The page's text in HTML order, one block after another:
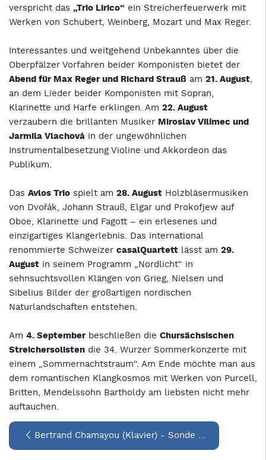
verspricht das „Trio Lirico“ ein Streicherfeuerwerk mit
Werken von Schubert, Weinberg, Mozart und Max Reger.
Interessantes und weitgehend Unbekanntes über die
Oberpfälzer Vorfahren beider Komponisten bietet der
Abend für Max Reger und Richard Strauß am 21. August,
an dem Lieder beider Komponisten mit Sopran,
Klarinette und Harfe erklingen. Am 22. August
verzaubern die brillanten Musiker Miroslav Vilímec und
Jarmila Vlachová in der ungewöhnlichen
Instrumentalbesetzung Violine und Akkordeon das
Publikum.
Das Avlos Trio spielt am 28. August Holzbläsermusiken
von Dvořák, Johann Strauß, Elgar und Prokofjew auf
Oboe, Klarinette und Fagott – ein erlesenes und
einzigartiges Klangerlebnis. Das international
renommierte Schweizer casalQuartett lässt am 29.
August in seinem Programm „Nordlicht“ in
sehnsuchtsvollen Klängen von Grieg, Nielsen und
Sibelius Bilder der großartigen nordischen
Naturlandschaften entstehen.
Am 4. Septemberbeschließen die Chursächsischen
Streichersolisten die 34. Wurzer Sommerkonzerte mit
einem „Sommernachtstraum“. Am Ende möchte man aus
dem romantischen Klangkosmos mit Werken von Purcell,
Britten, Mendelssohn Bartholdy am liebsten nicht mehr
auftauchen.
Bertrand Chamayou (Klavier) - Sonde …